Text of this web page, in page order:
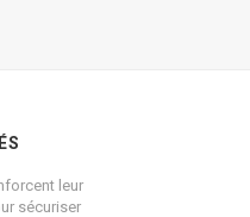
leur
sécuriser